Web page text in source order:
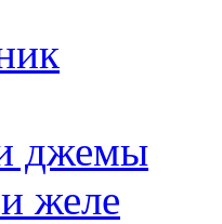
джемы
желе